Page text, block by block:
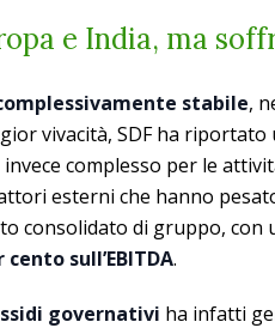
e India, ma
stabile,
vivacità, SDF ha riportato
complesso per le
esterni che hanno
consolidato di gruppo, con
sull’EBITDA.
governativi ha infatti